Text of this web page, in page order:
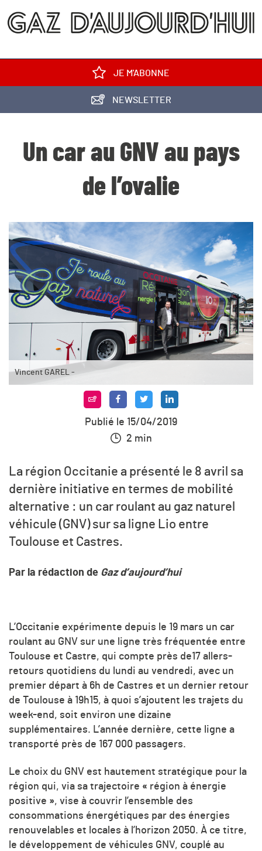
JE M'ABONNE
NEWSLETTER
Un car au GNV au pays
de l’ovalie
Vincent GAREL -
Publié le 15/04/2019
2 min
La région Occitanie a présenté le 8 avril sa
dernière initiative en termes de mobilité
alternative : un car roulant au gaz naturel
véhicule (GNV) sur sa ligne Lio entre
Toulouse et Castres.
Par la rédaction de Gaz d’aujourd’hui
L’Occitanie expérimente depuis le 19 mars un car
roulant au GNV sur une ligne très fréquentée entre
Toulouse et Castre, qui compte près de17 allers-
retours quotidiens du lundi au vendredi, avec un
premier départ à 6h de Castres et un dernier retour
de Toulouse à 19h15, à quoi s’ajoutent les trajets du
week-end, soit environ une dizaine
supplémentaires. L’année dernière, cette ligne a
transporté près de 167 000 passagers.
Le choix du GNV est hautement stratégique pour la
région qui, via sa trajectoire « région à énergie
positive », vise à couvrir l’ensemble des
consommations énergétiques par des énergies
renouvelables et locales à l’horizon 2050. À ce titre,
le développement de véhicules GNV, couplé au